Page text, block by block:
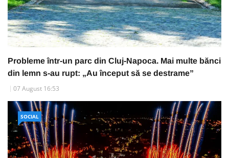
Probleme într-un parc din Cluj-Napoca. Mai multe bănci
din lemn s-au rupt: „Au început să se destrame”
07 August 16:53
SOCIAL